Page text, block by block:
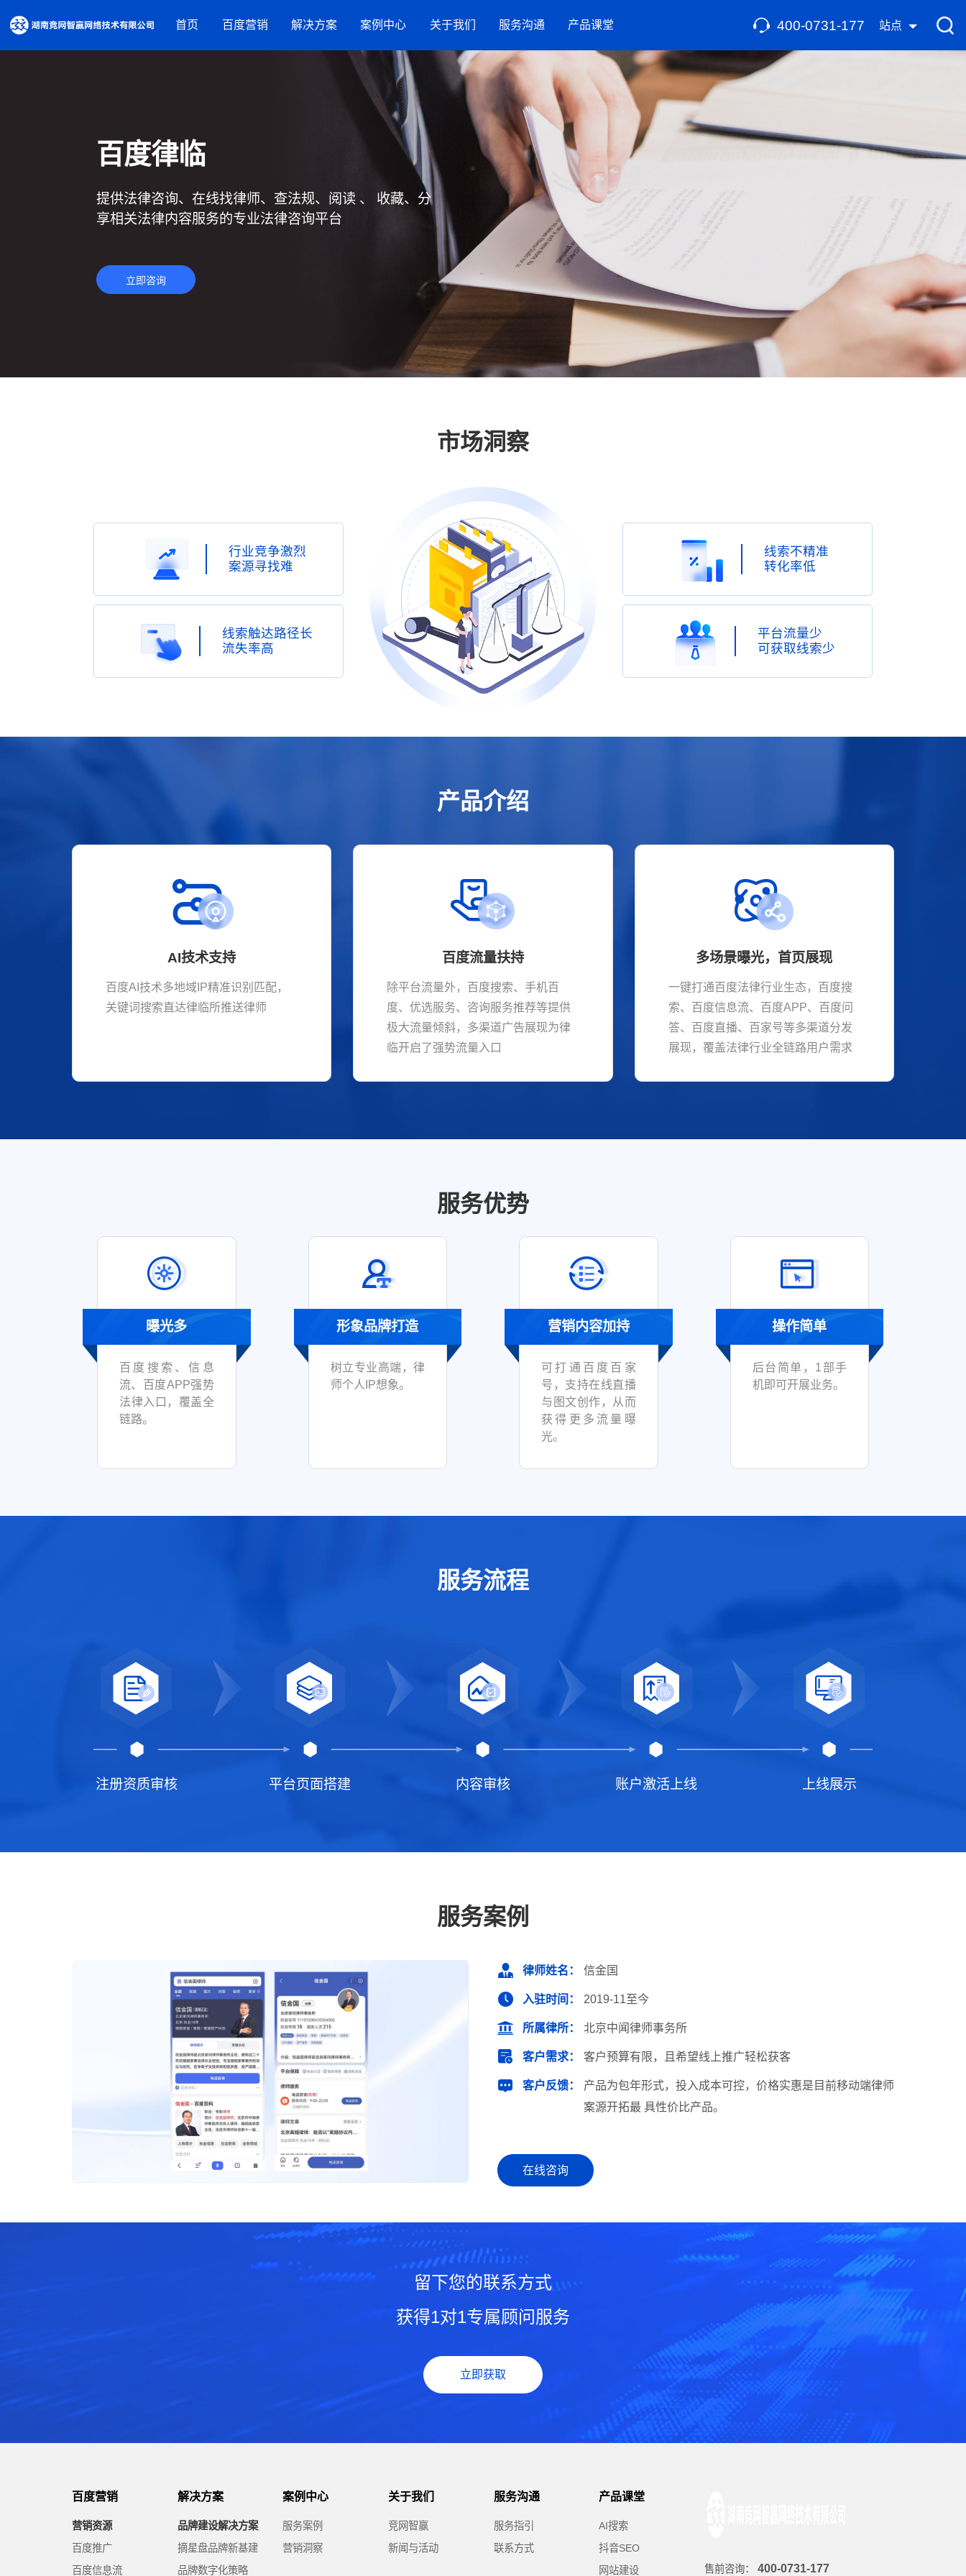
首页 百度营销
百度律临
营销工具
解决方案
品牌数字化策略
营销内容服务
效果代运营服务
人才实训服务
案例中心
服务案例
营销洞察
关于我们
竞网智赢
新闻与活动
服务沟通
服务指引
联系方式
产品课堂
AI搜索
网站建设
400-0731-177 站点
百度律临
提供法律咨询、在线找律师、查法规、阅读 、 收藏、分
享相关法律内容服务的专业法律咨询平台
立即咨询
市场洞察
行业竞争激烈
案源寻找难
线索触达路径长
流失率高
线索不精准
转化率低
平台流量少
可获取线索少
产品介绍
AI技术支持
百度AI技术多地域IP精准识别匹配，
关键词搜索直达律临所推送律师
百度流量扶持
除平台流量外，百度搜索、手机百
度、优选服务、咨询服务推荐等提供
极大流量倾斜，多渠道广告展现为律
临开启了强势流量入口
多场景曝光，首页展现
一键打通百度法律行业生态，百度搜
索、百度信息流、百度APP、百度问
答、百度直播、百家号等多渠道分发
展现，覆盖法律行业全链路用户需求
服务优势
曝光多
百度搜索、信息
流、百度APP强势
法律入口，覆盖全
链路。
形象品牌打造
树立专业高端，律
师个人IP想象。
营销内容加持
可打通百度百家
号，支持在线直播
与图文创作，从而
获得更多流量曝
光。
操作简单
后台简单，1部手
机即可开展业务。
服务流程
注册资质审核 平台页面搭建 内容审核 账户激活上线 上线展示
服务案例
律师姓名： 信金国
入驻时间： 2019-11至今
所属律所： 北京中闻律师事务所
客户需求： 客户预算有限，且希望线上推广轻松获客
客户反馈：
产品为包年形式，投入成本可控，价格实惠是目前移动端律师
案源开拓最 具性价比产品。
在线咨询
留下您的联系方式
获得1对1专属顾问服务
立即获取
售前咨询： 400-0731-177
百度营销
营销资源
百度推广
百度信息流
解决方案
品牌建设解决方案
摘星盘品牌新基建
品牌数字化策略
案例中心
服务案例
营销洞察
关于我们
竞网智赢
新闻与活动
服务沟通
服务指引
联系方式
产品课堂
AI搜索
抖音SEO
网站建设